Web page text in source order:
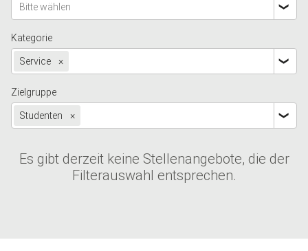
Bitte wählen
Kategorie
Service ×
Zielgruppe
Studenten ×
Es gibt derzeit keine Stellenangebote, die der
Filterauswahl entsprechen.